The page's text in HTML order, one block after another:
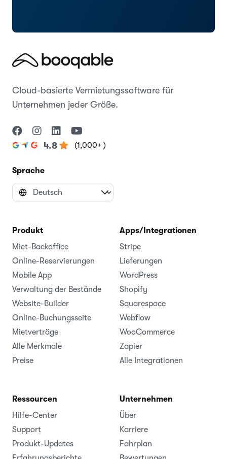
Cloud-basierte Vermietungssoftware für
Unternehmen jeder Größe.
4.8 (1,000+ )
Sprache
Produkt
Miet-Backoffice
Online-Reservierungen
Mobile App
Verwaltung der Bestände
Website-Builder
Online-Buchungsseite
Mietverträge
Alle Merkmale
Preise
Apps/Integrationen
Stripe
Lieferungen
WordPress
Shopify
Squarespace
Webflow
WooCommerce
Zapier
Alle Integrationen
Ressourcen
Hilfe-Center
Support
Produkt-Updates
Unternehmen
Über
Karriere
Fahrplan